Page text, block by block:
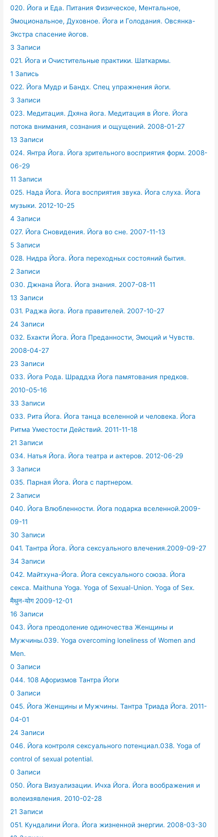
020. Йога и Еда. Питания Физическое, Ментальное,
Эмоциональное, Духовное. Йога и Голодания. Овсянка-
Экстра спасение йогов.
3 Записи
021. Йога и Очистительные практики. Шаткармы.
1 Запись
022. Йога Мудр и Бандх. Спец упражнения йоги.
3 Записи
023. Медитация. Дхяна йога. Медитация в Йоге. Йога
потока внимания, сознания и ощущений. 2008-01-27
13 Записи
024. Янтра Йога. Йога зрительного восприятия форм. 2008-
06-29
11 Записи
025. Нада Йога. Йога восприятия звука. Йога слуха. Йога
музыки. 2012-10-25
4 Записи
027. Йога Сновидения. Йога во сне. 2007-11-13
5 Записи
028. Нидра Йога. Йога переходных состояний бытия.
2 Записи
030. Джнана Йога. Йога знания. 2007-08-11
13 Записи
031. Раджа йога. Йога правителей. 2007-10-27
24 Записи
032. Бхакти Йога. Йога Преданности, Эмоций и Чувств.
2008-04-27
23 Записи
033. Йога Рода. Шраддха Йога памятования предков.
2010-05-16
33 Записи
033. Рита Йога. Йога танца вселенной и человека. Йога
Ритма Уместости Действий. 2011-11-18
21 Записи
034. Натья Йога. Йога театра и актеров. 2012-06-29
3 Записи
035. Парная Йога. Йога с партнером.
2 Записи
040. Йога Влюбленности. Йога подарка вселенной.2009-
09-11
30 Записи
041. Тантра Йога. Йога сексуального влечения.2009-09-27
34 Записи
042. Майтхуна-Йога. Йога сексуального союза. Йога
секса. Maithuna Yoga. Yoga of Sexual-Union. Yoga of Sex.
मैथुन-योग 2009-12-01
16 Записи
043. Йога преодоление одиночества Женщины и
Мужчины.039. Yoga overcoming loneliness of Women and
Men.
0 Записи
044. 108 Афоризмов Тантра Йоги
0 Записи
045. Йога Женщины и Мужчины. Тантра Триада Йога. 2011-
04-01
24 Записи
046. Йога контроля сексуального потенциал.038. Yoga of
control of sexual potential.
0 Записи
050. Йога Визуализации. Ичха Йога. Йога воображения и
волеизявления. 2010-02-28
21 Записи
051. Кундалини Йога. Йога жизненной энергии. 2008-03-30